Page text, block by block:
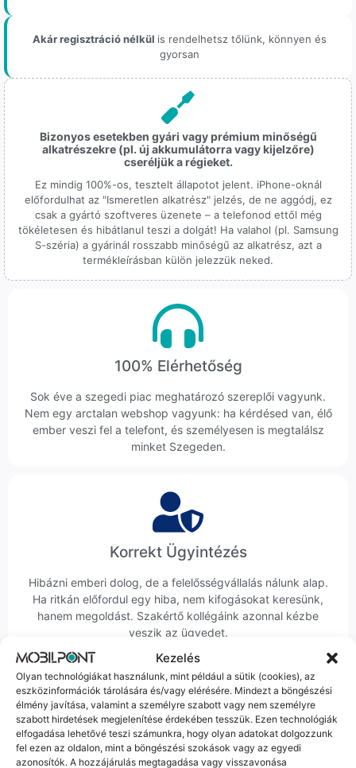
Kezelés
Olyan technológiákat használunk, mint például a sütik (cookies), az
eszközinformációk tárolására és/vagy elérésére. Mindezt a böngészési
élmény javítása, valamint a személyre szabott vagy nem személyre
szabott hirdetések megjelenítése érdekében tesszük. Ezen technológiák
elfogadása lehetővé teszi számunkra, hogy olyan adatokat dolgozzunk
fel ezen az oldalon, mint a böngészési szokások vagy az egyedi
azonosítók. A hozzájárulás megtagadása vagy visszavonása
Akár regisztráció nélkül is rendelhetsz tőlünk, könnyen és
gyorsan
Bizonyos esetekben gyári vagy prémium minőségű
alkatrészekre (pl. új akkumulátorra vagy kijelzőre)
cseréljük a régieket.
Ez mindig 100%-os, tesztelt állapotot jelent. iPhone-oknál
előfordulhat az "Ismeretlen alkatrész" jelzés, de ne aggódj, ez
csak a gyártó szoftveres üzenete – a telefonod ettől még
tökéletesen és hibátlanul teszi a dolgát! Ha valahol (pl. Samsung
S-széria) a gyárinál rosszabb minőségű az alkatrész, azt a
termékleírásban külön jelezzük neked.
100% Elérhetőség
Sok éve a szegedi piac meghatározó szereplői vagyunk.
Nem egy arctalan webshop vagyunk: ha kérdésed van, élő
ember veszi fel a telefont, és személyesen is megtalálsz
minket Szegeden.
Korrekt Ügyintézés
Hibázni emberi dolog, de a felelősségvállalás nálunk alap.
Ha ritkán előfordul egy hiba, nem kifogásokat keresünk,
hanem megoldást. Szakértő kollégáink azonnal kézbe
veszik az ügyedet.
Ingyenes Futár & Szerviz